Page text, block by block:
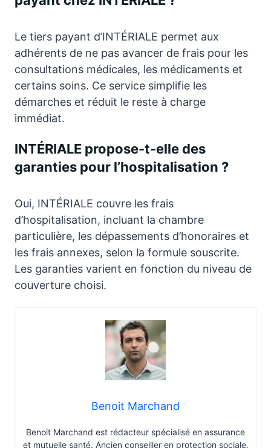
Le tiers payant d’INTÉRIALE permet aux
adhérents de ne pas avancer de frais pour les
consultations médicales, les médicaments et
certains soins. Ce service simplifie les
démarches et réduit le reste à charge
immédiat.
INTÉRIALE propose-t-elle des
garanties pour l’hospitalisation ?
Oui, INTÉRIALE couvre les frais
d’hospitalisation, incluant la chambre
particulière, les dépassements d’honoraires et
les frais annexes, selon la formule souscrite.
Les garanties varient en fonction du niveau de
couverture choisi.
Benoit Marchand
Benoit Marchand est rédacteur spécialisé en assurance
et mutuelle santé. Ancien conseiller en protection sociale,